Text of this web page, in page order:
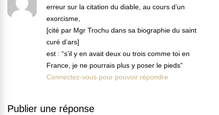
erreur sur la citation du diable, au cours d’un
exorcisme,
[cité par Mgr Trochu dans sa biographie du saint
curé d’ars]
est : “s’il y en avait deux ou trois comme toi en
France, je ne pourrais plus y poser le pieds”
Connectez-vous pour pouvoir répondre
Publier une réponse